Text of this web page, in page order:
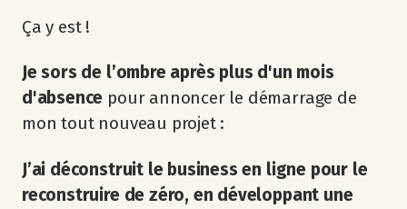
Ça y est !
Je sors de l’ombre après plus d'un mois
d'absence pour annoncer le démarrage de
mon tout nouveau projet :
J’ai déconstruit le business en ligne pour le
reconstruire de zéro, en développant une